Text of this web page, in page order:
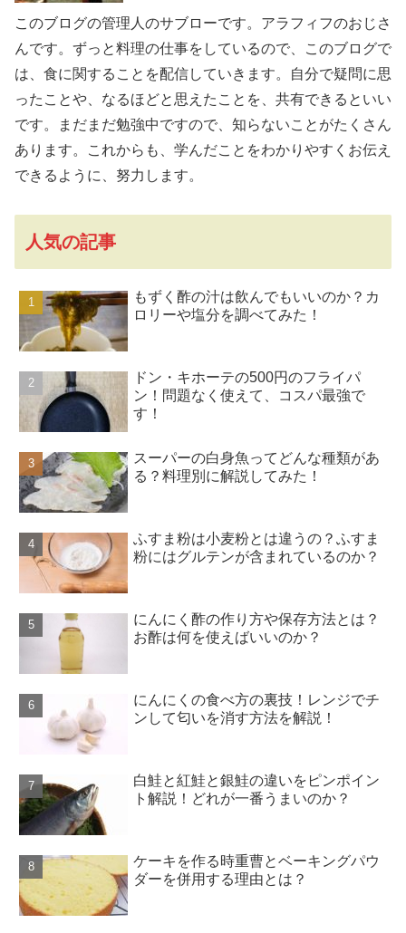
このブログの管理人のサブローです。アラフィフのおじさ
んです。ずっと料理の仕事をしているので、このブログで
は、食に関することを配信していきます。自分で疑問に思
ったことや、なるほどと思えたことを、共有できるといい
です。まだまだ勉強中ですので、知らないことがたくさん
あります。これからも、学んだことをわかりやすくお伝え
できるように、努力します。
人気の記事
もずく酢の汁は飲んでもいいのか？カ
ロリーや塩分を調べてみた！
ドン・キホーテの500円のフライパ
ン！問題なく使えて、コスパ最強で
す！
スーパーの白身魚ってどんな種類があ
る？料理別に解説してみた！
ふすま粉は小麦粉とは違うの？ふすま
粉にはグルテンが含まれているのか？
にんにく酢の作り方や保存方法とは？
お酢は何を使えばいいのか？
にんにくの食べ方の裏技！レンジでチ
ンして匂いを消す方法を解説！
白鮭と紅鮭と銀鮭の違いをピンポイン
ト解説！どれが一番うまいのか？
ケーキを作る時重曹とベーキングパウ
ダーを併用する理由とは？